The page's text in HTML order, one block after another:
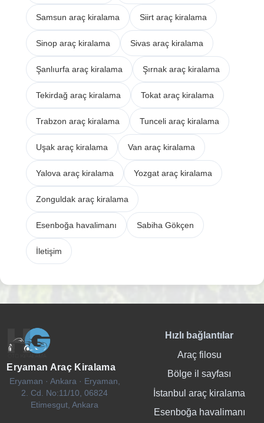
Samsun araç kiralama Siirt araç kiralama
Sinop araç kiralama Sivas araç kiralama
Şanlıurfa araç kiralama Şırnak araç kiralama
Tekirdağ araç kiralama Tokat araç kiralama
Trabzon araç kiralama Tunceli araç kiralama
Uşak araç kiralama Van araç kiralama
Yalova araç kiralama Yozgat araç kiralama
Zonguldak araç kiralama
Esenboğa havalimanı Sabiha Gökçen
İletişim
Eryaman Araç Kiralama
Eryaman · Ankara · Eryaman,
2. Cd. No:11/10, 06824
Etimesgut, Ankara
Hızlı bağlantılar
Araç filosu
Bölge il sayfası
İstanbul araç kiralama
Esenboğa havalimanı